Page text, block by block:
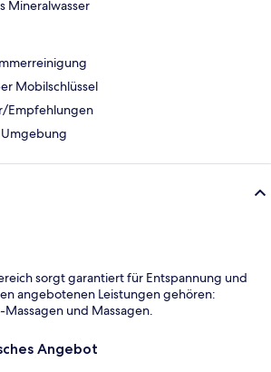
Mineralwasser
Mobilschlüssel
Empfehlungen
sorgt garantiert für Entspannung und
angebotenen Leistungen gehören:
und Massagen.
Angebot